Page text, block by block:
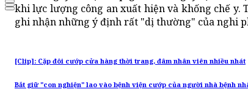
khi lực lượng công an xuất hiện và khống chế y.
ghi nhận những ý định rất "dị thường" của nghi
[Clip]: Cặp đôi cướp cửa hàng thời trang, đâm nhân viên nhiều nhát
Bắt giữ "con nghiện" lao vào bệnh viện cướp của người nhà bệnh